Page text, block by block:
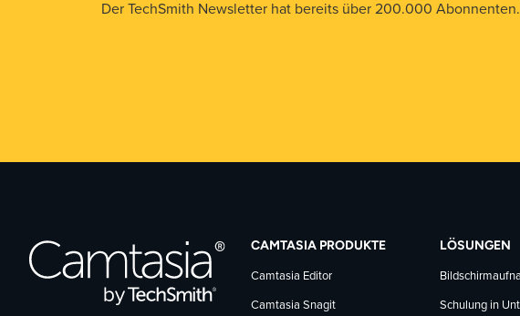
Der TechSmith Newsletter hat bereits über 200.000
CAMTASIA PRODUKTE
Camtasia Editor
Camtasia Snagit
LÖSUNGEN
Schulung in